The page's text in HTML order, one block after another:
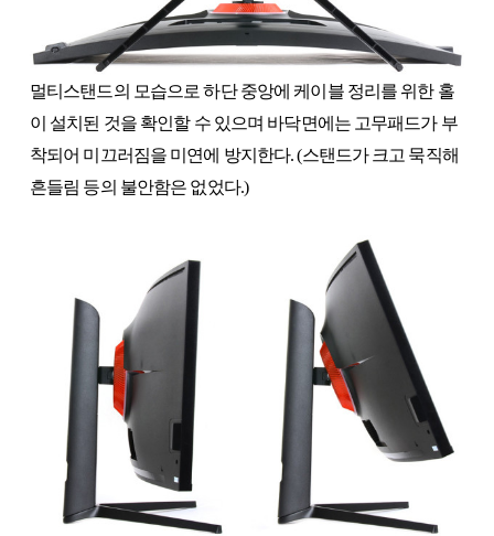
멀티스탠드의 모습으로 하단 중앙에 케이블 정리를 위한 홀
이 설치된 것을 확인할 수 있으며 바닥면에는 고무패드가 부
착되어 미끄러짐을 미연에 방지한다. (스탠드가 크고 묵직해
흔들림 등의 불안함은 없었다.)